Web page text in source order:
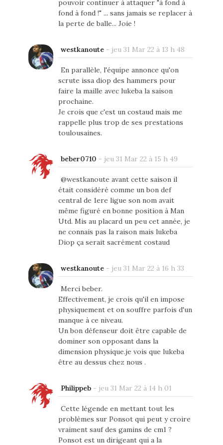
pouvoir continuer à attaquer "à fond à
fond à fond !" ... sans jamais se replacer à
la perte de balle... Joie !
westkanoute- jeu 31 Mar 22 à 13 h 48
En parallèle, l'équipe annonce qu'on
scrute issa diop des hammers pour
faire la maille avec lukeba la saison
prochaine.
Je crois que c'est un costaud mais me
rappelle plus trop de ses prestations
toulousaines.
beber0710 - jeu 31 Mar 22 à 15 h 49
@westkanoute avant cette saison il
était considéré comme un bon def
central de 1ere ligue son nom avait
même figuré en bonne position à Man
Utd. Mis au placard un peu cet année, je
ne connais pas la raison mais lukeba
Diop ça serait sacrément costaud
westkanoute- jeu 31 Mar 22 à 16 h 33
Merci beber.
Effectivement, je crois qu'il en impose
physiquement et on souffre parfois d'un
manque à ce niveau.
Un bon défenseur doit être capable de
dominer son opposant dans la
dimension physique.je vois que lukeba
être au dessus chez nous .
Philippeb- jeu 31 Mar 22 à 14 h 01
Cette légende en mettant tout les
problèmes sur Ponsot qui peut y croire
vraiment sauf des gamins de cm1 ?
Ponsot est un dirigeant qui a la